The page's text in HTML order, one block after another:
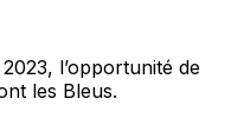
l’opportunité de
les Bleus.